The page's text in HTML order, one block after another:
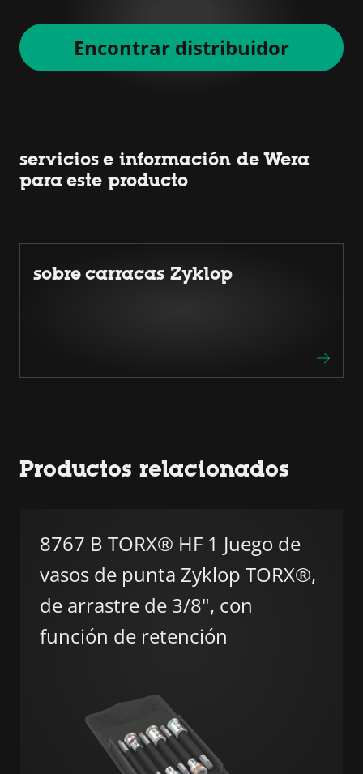
Encontrar distribuidor
servicios e información de Wera
para este producto
sobre carracas Zyklop
Productos relacionados
8767 B TORX® HF 1 Juego de
vasos de punta Zyklop TORX®,
de arrastre de 3/8", con
función de retención